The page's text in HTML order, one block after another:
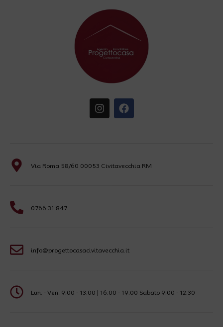
Via Roma 58/60 00053 Civitavecchia RM
0766 31 847
info@progettocasacivitavecchia.it
Lun. - Ven. 9:00 - 13:00 | 16:00 - 19:00 Sabato 9:00 - 12:30